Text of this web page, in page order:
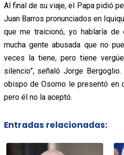
Al final de su viaje, el Papa pidió
Juan Barros pronunciados en
que me traicionó, yo hablaría de
mucha gente abusada que no
veces la tiene, pero tiene
silencio”, señaló Jorge
obispo de Osorno le presentó en
pero él no la aceptó.
Entradas relacionadas: